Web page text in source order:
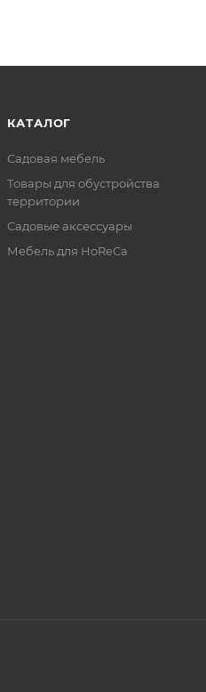
КАТАЛОГ
Садовая мебель
Товары для обустройства
территории
Садовые аксессуары
Мебель для HoReCa